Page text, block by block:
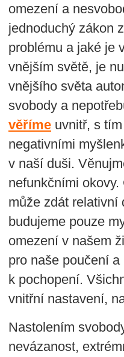
omezení a
jednoduchý zákon
problému a jaké je
vnějším světě, je
vnějšího světa
svobody a
věříme uvnitř, s
negativními
v naší duši.
nefunkčními
může zdát relativní
budujeme pouze
omezení v našem
pro naše poučení
k pochopení.
vnitřní nastavení,
Nastolením
nevázanost,